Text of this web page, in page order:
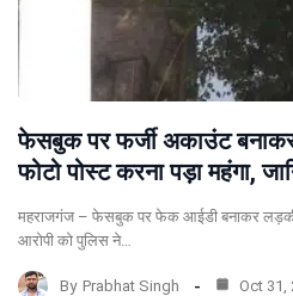
फेसबुक पर फर्जी अकाउंट
फोटो पोस्‍ट करना पड़ा महंगा,
महराजगंज – फेसबुक पर फेक आईडी बनाकर
आरोपी को पुलिस ने…
By Prabhat Singh Oct 31,